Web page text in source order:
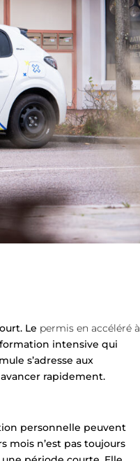
Le permis en accéléré à
intensive qui
s’adresse aux
rapidement.
personnelle peuvent
mois n’est pas toujours